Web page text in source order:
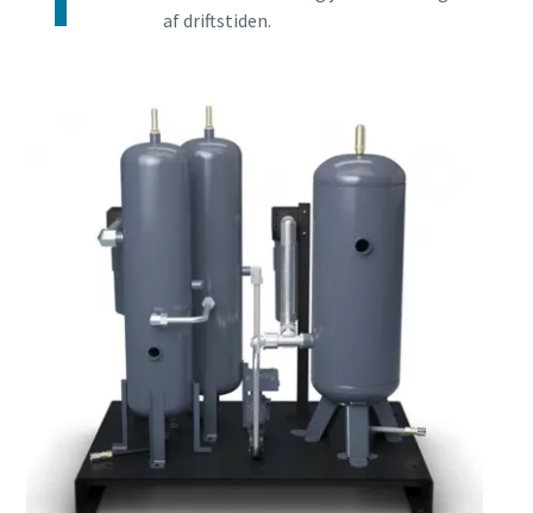
af driftstiden.